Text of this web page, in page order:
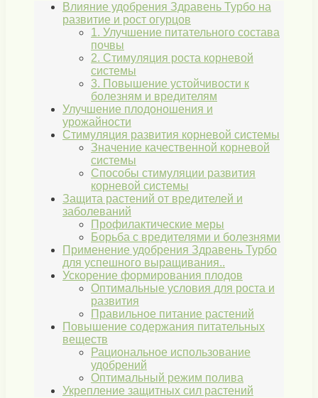
Влияние удобрения Здравень Турбо на
развитие и рост огурцов
1. Улучшение питательного состава
почвы
2. Стимуляция роста корневой
системы
3. Повышение устойчивости к
болезням и вредителям
Улучшение плодоношения и
урожайности
Стимуляция развития корневой системы
Значение качественной корневой
системы
Способы стимуляции развития
корневой системы
Защита растений от вредителей и
заболеваний
Профилактические меры
Борьба с вредителями и болезнями
Применение удобрения Здравень Турбо
для успешного выращивания..
Ускорение формирования плодов
Оптимальные условия для роста и
развития
Правильное питание растений
Повышение содержания питательных
веществ
Рациональное использование
удобрений
Оптимальный режим полива
Укрепление защитных сил растений